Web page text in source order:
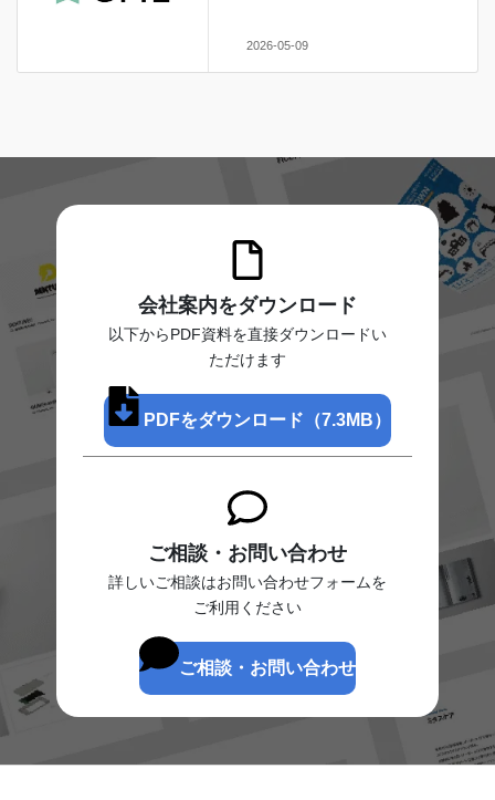
2026-05-09
会社案内をダウンロード
以下からPDF資料を直接ダウンロードい
ただけます
PDFをダウンロード（7.3MB）
ご相談・お問い合わせ
詳しいご相談はお問い合わせフォームを
ご利用ください
ご相談・お問い合わせ